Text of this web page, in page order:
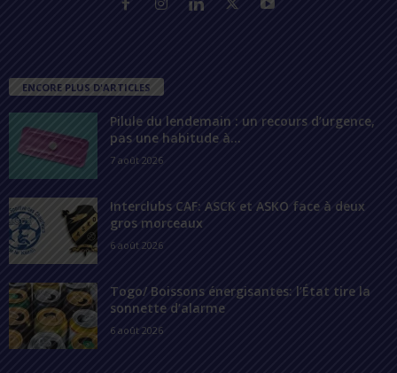
ENCORE PLUS D'ARTICLES
Pilule du lendemain : un recours d’urgence,
pas une habitude à...
7 août 2026
Interclubs CAF: ASCK et ASKO face à deux
gros morceaux
6 août 2026
Togo/ Boissons énergisantes: l’État tire la
sonnette d’alarme
6 août 2026